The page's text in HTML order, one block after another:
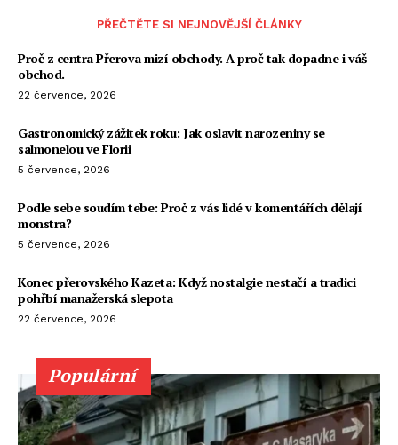
PŘEČTĚTE SI NEJNOVĚJŠÍ ČLÁNKY
Proč z centra Přerova mizí obchody. A proč tak dopadne i váš
obchod.
22 července, 2026
Gastronomický zážitek roku: Jak oslavit narozeniny se
salmonelou ve Florii
5 července, 2026
Podle sebe soudím tebe: Proč z vás lidé v komentářích dělají
monstra?
5 července, 2026
Konec přerovského Kazeta: Když nostalgie nestačí a tradici
pohřbí manažerská slepota
22 července, 2026
Populární